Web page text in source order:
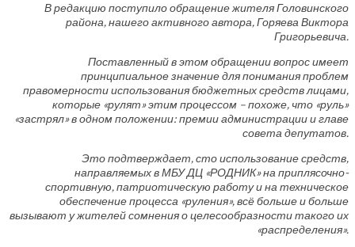
В редакцию поступило обращение жителя Головинского
района, нашего активного автора, Горяева Виктора
Григорьевича.
Поставленный в этом обращении вопрос имеет
принципиальное значение для понимания проблем
правомерности использования бюджетных средств лицами,
которые «рулят» этим процессом – похоже, что «руль»
«застрял» в одном положении: премии администрации и главе
совета депутатов.
Это подтверждает, сто использование средств,
направляемых в МБУ ДЦ «РОДНИК» на приплясочно-
спортивную, патриотическую работу и на техническое
обеспечение процесса «руления», всё больше и больше
вызывают у жителей сомнения о целесообразности такого их
«распределения».